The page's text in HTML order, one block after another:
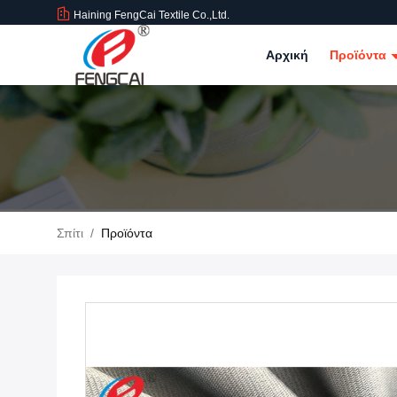
Haining FengCai Textile Co.,Ltd.
Αρχική Προϊόντα
Σπίτι / Προϊόντα